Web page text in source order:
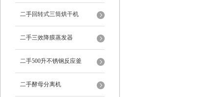
二手回转式三筒烘干机
二手三效降膜蒸发器
二手500升不锈钢反应釜
二手酵母分离机